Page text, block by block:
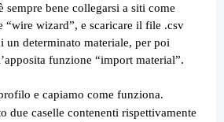
sempre bene collegarsi a siti come
“wire wizard”, e scaricare il file .csv
un determinato materiale, per poi
funzione “import material”.
e capiamo come funziona.
due caselle contenenti rispettivamente